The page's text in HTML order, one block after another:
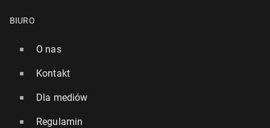
BIURO
O nas
Kontakt
Dla mediów
Regulamin